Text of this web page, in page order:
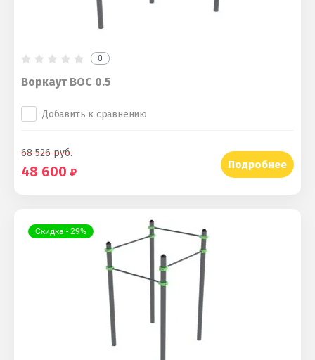
0
Воркаут ВОС 0.5
Добавить к сравнению
68 526руб.
48 600 Подробнее
Скидка - 29%